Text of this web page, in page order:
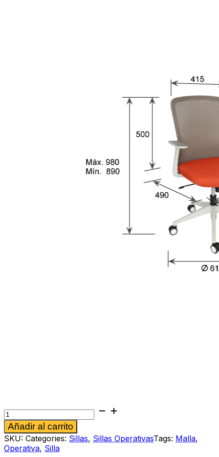
Silla
operativa
Rennatha
perla
cantidad
Añadir al carrito
SKU: Categories: Sillas, Sillas OperativasTags: Malla,
Operativa, Silla